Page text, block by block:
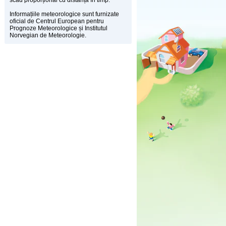
Informațiile meteorologice sunt furnizate
oficial de Centrul European pentru
Prognoze Meteorologice și Institutul
Norvegian de Meteorologie.